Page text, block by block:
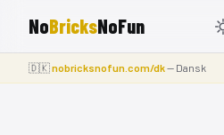
NoBricksNoFun
🇩🇰nobricksnofun.com/dk— Dansk